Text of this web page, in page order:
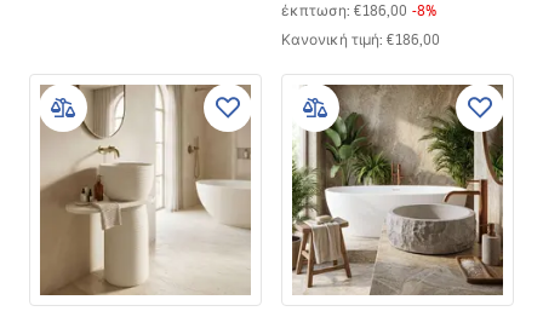
έκπτωση: €186,00 -8%
Κανονική τιμή: €186,00